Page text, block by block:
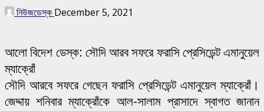
নিউজডেস্ক December 5, 2021
আলো বিদেশ ডেস্ক: সৌদি আরব সফরে ফরাসি প্রেসিডেন্ট এমানুয়েল
ম্যাক্রোঁ
সৌদি আরবে সফরে গেছেন ফরাসি প্রেসিডেন্ট এমানুয়েল ম্যাক্রোঁ।
জেদ্দায় শনিবার ম্যাক্রোঁকে আল-সালাম প্রাসাদে স্বাগত জানান